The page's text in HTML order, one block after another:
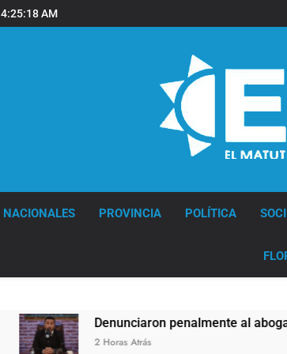
4:25:19 AM
NACIONALES PROVINCIA POLÍTICA
Denunciaron penalmente al abogado
2 Horas Atrás